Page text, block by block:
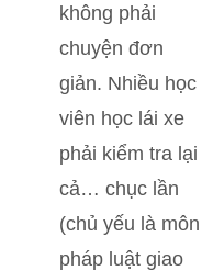
không phải
chuyện đơn
giản. Nhiều học
viên học lái xe
phải kiểm tra lại
cả… chục lần
(chủ yếu là môn
pháp luật giao